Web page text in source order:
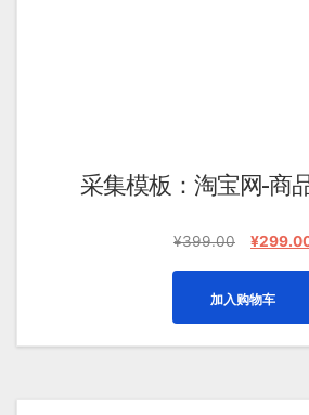
采集模板：淘宝网-商
¥399.00
原
¥399.00。
¥
加入购物车